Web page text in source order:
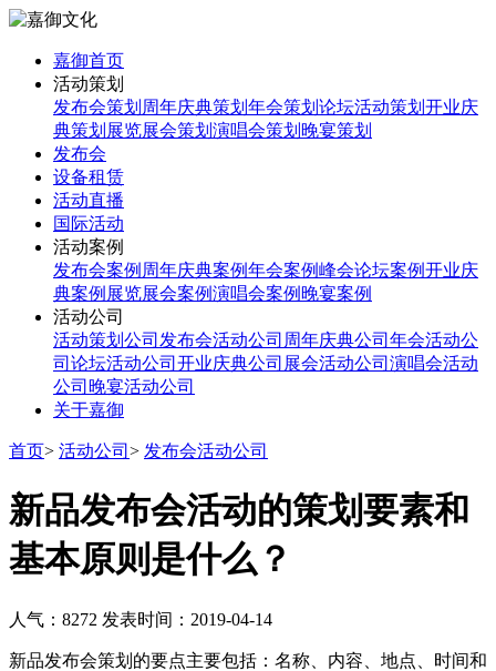
嘉御首页
活动策划
发布会策划 周年庆典策划 年会策划 论坛活动策划 开业庆
典策划 展览展会策划 演唱会策划 晚宴策划
发布会
设备租赁
活动直播
国际活动
活动案例
发布会案例 周年庆典案例年会案例峰会论坛案例开业庆
典案例 展览展会案例演唱会案例 晚宴案例
活动公司
活动策划公司 发布会活动公司 周年庆典公司 年会活动公
司 论坛活动公司 开业庆典公司 展会活动公司 演唱会活动
公司 晚宴活动公司
关于嘉御
首页> 活动公司 > 发布会活动公司
新品发布会活动的策划要素和
基本原则是什么？
人气：8272 发表时间：2019-04-14
新品发布会策划的要点主要包括：名称、内容、地点、时间和